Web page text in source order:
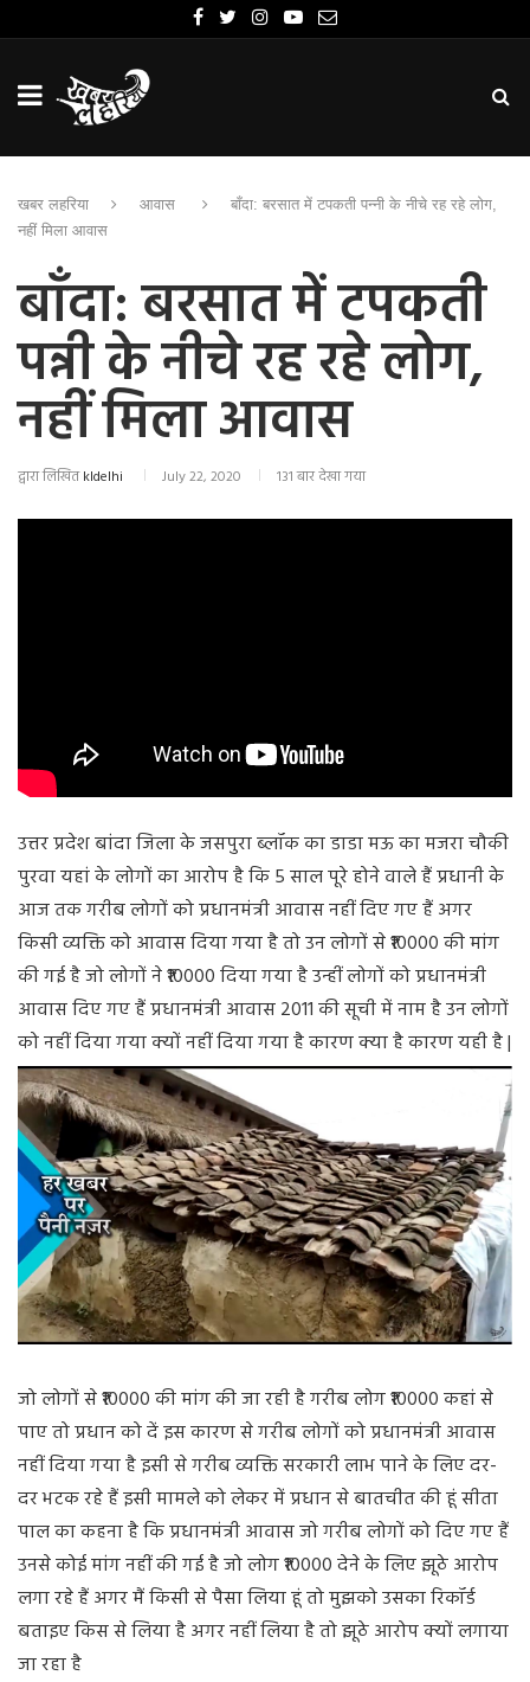
खबर लहरिया आवास
बाँदा: बरसात में टपकती पन्नी के नीचे रह रहे लोग,
नहीं मिला आवास
बाँदा: बरसात में टपकती
पन्नी के नीचे रह रहे लोग,
नहीं मिला आवास
द्वारा लिखितkldelhi July 22, 2020 131 बार देखा गया
उत्तर प्रदेश बांदा जिला के जसपुरा ब्लॉक का डाडा मऊ का मजरा चौकी
पुरवा यहां के लोगों का आरोप है कि 5 साल पूरे होने वाले हैं प्रधानी के
आज तक गरीब लोगों को प्रधानमंत्री आवास नहीं दिए गए हैं अगर
किसी व्यक्ति को आवास दिया गया है तो उन लोगों से ₹10000 की मांग
की गई है जो लोगों ने ₹10000 दिया गया है उन्हीं लोगों को प्रधानमंत्री
आवास दिए गए हैं प्रधानमंत्री आवास 2011 की सूची में नाम है उन लोगों
को नहीं दिया गया क्यों नहीं दिया गया है कारण क्या है कारण यही है |
जो लोगों से ₹10000 की मांग की जा रही है गरीब लोग ₹10000 कहां से
पाए तो प्रधान को दें इस कारण से गरीब लोगों को प्रधानमंत्री आवास
नहीं दिया गया है इसी से गरीब व्यक्ति सरकारी लाभ पाने के लिए दर-
दर भटक रहे हैं इसी मामले को लेकर में प्रधान से बातचीत की हूं सीता
पाल का कहना है कि प्रधानमंत्री आवास जो गरीब लोगों को दिए गए हैं
उनसे कोई मांग नहीं की गई है जो लोग ₹10000 देने के लिए झूठे आरोप
लगा रहे हैं अगर मैं किसी से पैसा लिया हूं तो मुझको उसका रिकॉर्ड
बताइए किस से लिया है अगर नहीं लिया है तो झूठे आरोप क्यों लगाया
जा रहा है